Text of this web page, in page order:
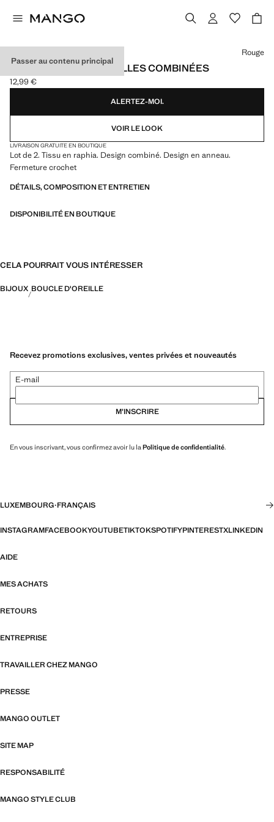
Passer au contenu principal
LOT 2 BOUCLES D’OREILLES COMBINÉES
Prix actuel [12,99 € ]
12,99 €
Choisissez une couleur
Rouge
ALERTEZ-MOI.
VOIR LE LOOK
LIVRAISON GRATUITE EN BOUTIQUE
Lot de 2. Tissu en raphia. Design combiné. Design en anneau.
Fermeture crochet
DÉTAILS, COMPOSITION ET ENTRETIEN
DISPONIBILITÉ EN BOUTIQUE
CELA POURRAIT VOUS INTÉRESSER
BIJOUX BOUCLE D'OREILLE
Recevez promotions exclusives, ventes privées et nouveautés
E-mail
M’INSCRIRE
En vous inscrivant, vous confirmez avoir lu la Politique de confidentialité.
LUXEMBOURG·FRANÇAIS
INSTAGRAMFACEBOOKYOUTUBETIKTOKSPOTIFYPINTERESTXLINKEDIN
AIDE
MES ACHATS
RETOURS
ENTREPRISE
TRAVAILLER CHEZ MANGO
PRESSE
MANGO OUTLET
SITE MAP
RESPONSABILITÉ
MANGO STYLE CLUB